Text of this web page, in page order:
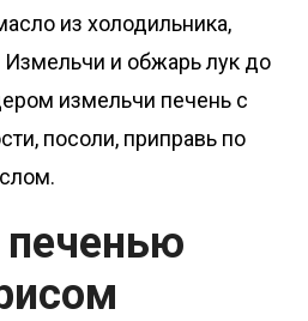
из холодильника,
и обжарь лук до
измельчи печень с
посоли, приправь по
печенью